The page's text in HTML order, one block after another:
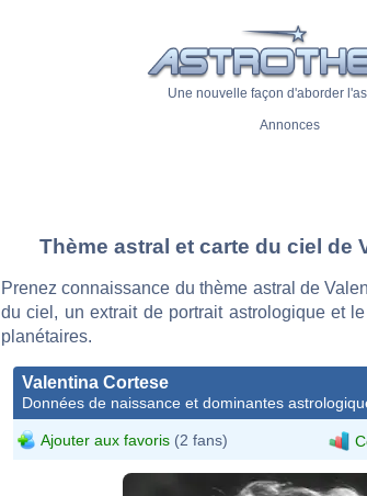
Une nouvelle façon d'aborder
Annonces
Thème astral et carte du ciel de
Prenez connaissance du thème astral de
du ciel, un extrait de portrait astrologique et
planétaires.
Valentina Cortese
Données de naissance et dominantes
Ajouter aux favoris (2 fans)